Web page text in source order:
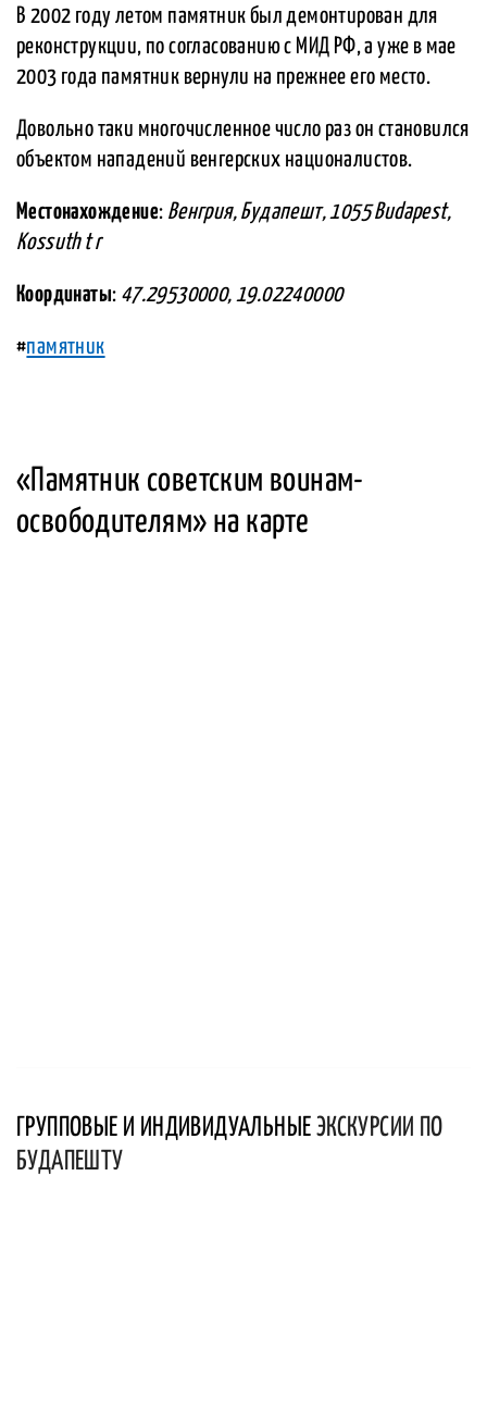
В 2002 году летом памятник был демонтирован для
реконструкции, по согласованию с МИД РФ, а уже в мае
2003 года памятник вернули на прежнее его место.
Довольно таки многочисленное число раз он становился
объектом нападений венгерских националистов.
Местонахождение: Венгрия, Будапешт, 1055 Budapest,
Kossuth t r
Координаты: 47.29530000, 19.02240000
#памятник
«Памятник советским воинам-
освободителям» на карте
ГРУППОВЫЕ И ИНДИВИДУАЛЬНЫЕ ЭКСКУРСИИ ПО
БУДАПЕШТУ